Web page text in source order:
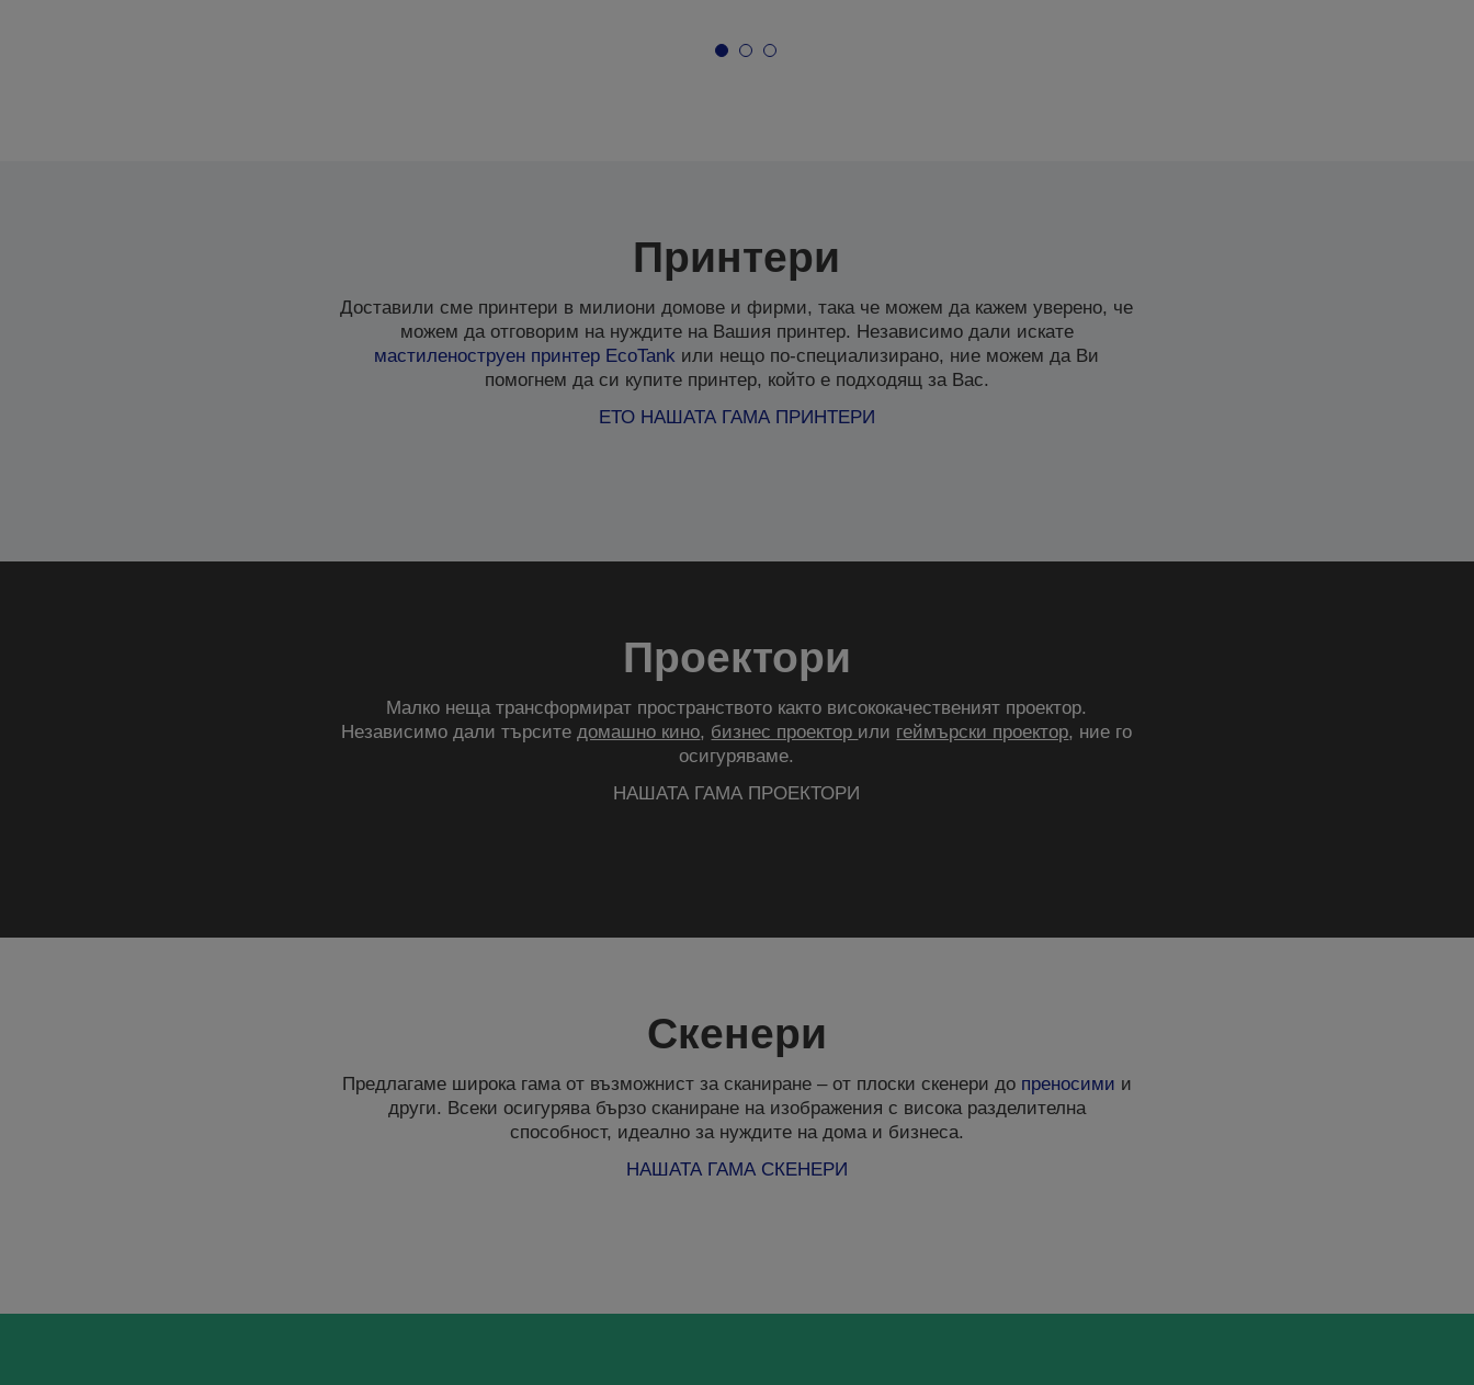
Принтери
Доставили сме принтери в милиони домове и фирми, така че можем да кажем уверено, че
можем да отговорим на нуждите на Вашия принтер. Независимо дали искате
мастиленоструен принтер EcoTank или нещо по-специализирано, ние можем да Ви
помогнем да си купите принтер, който е подходящ за Вас.
ЕТО НАШАТА ГАМА ПРИНТЕРИ
Проектори
Малко неща трансформират пространството както висококачественият проектор.
Независимо дали търситедомашно кино, бизнес проектор или геймърски проектор, ние го
осигуряваме.
НАШАТА ГАМА ПРОЕКТОРИ
Скенери
Предлагаме широка гама от възможнист за сканиране – от плоски скенери до преносими и
други. Всеки осигурява бързо сканиране на изображения с висока разделителна
способност, идеално за нуждите на дома и бизнеса.
НАШАТА ГАМА СКЕНЕРИ